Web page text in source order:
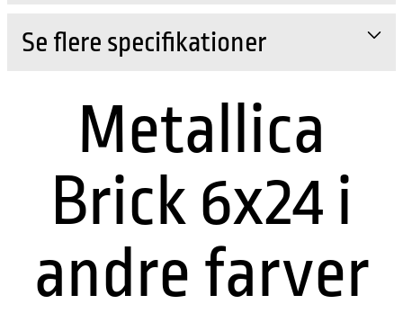
Se flere specifikationer
Metallica
Brick 6x24 i
andre farver